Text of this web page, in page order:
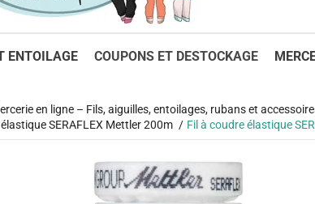
ENTOILAGE COUPONS ET DESTOCKAGE
en ligne – Fils, aiguilles, entoilages, rubans et
SERAFLEX Mettler 200m
Fil à coudre élastique